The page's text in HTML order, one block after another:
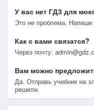
У вас нет ГДЗ для
Это не проблема.
Как с вами связатся?
Через почту:
Вам можно
Да. Отправь учебник на
решили.